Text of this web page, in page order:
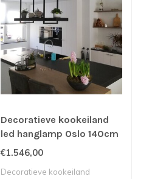
Decoratieve kookeiland
led hanglamp Oslo 140cm
€1.546,00
Decoratieve kookeiland